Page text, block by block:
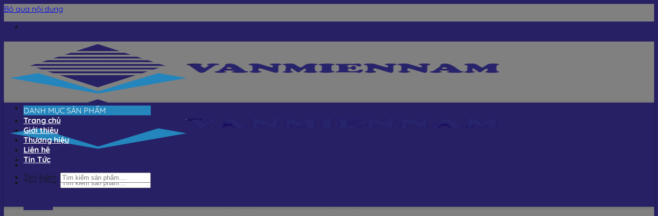
Bỏ qua nội dung
Tìm kiếm:
DANH MỤC SẢN PHẨM
Trang chủ
Giới thiệu
Thương hiệu
Liên hệ
Tin Tức
Tìm kiếm: